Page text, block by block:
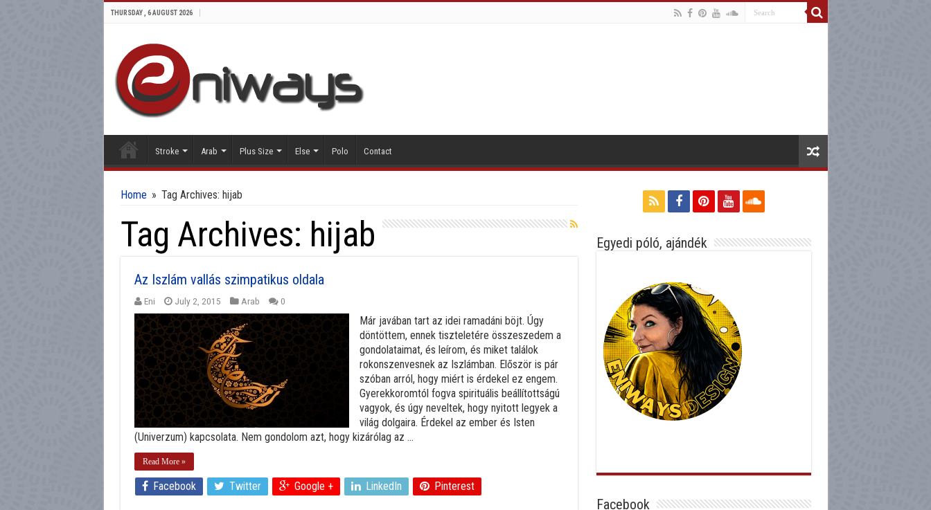
THURSDAY , 6 AUGUST 2026
Stroke Arab Plus Size Else Polo Contact
Home » Tag Archives: hijab
Tag Archives: hijab
Az Iszlám vallás szimpatikus oldala
Eni July 2, 2015 Arab 0
Már javában tart az idei ramadáni böjt. Úgy
döntöttem, ennek tiszteletére összeszedem a
gondolataimat, és leírom, és miket találok
rokonszenvesnek az Iszlámban. Először is pár
szóban arról, hogy miért is érdekel ez engem.
Gyerekkoromtól fogva spirituális beállítottságú
vagyok, és úgy neveltek, hogy nyitott legyek a
világ dolgaira. Érdekel az ember és Isten
(Univerzum) kapcsolata. Nem gondolom azt, hogy kizárólag az ...
Read More »
Facebook Twitter Google + LinkedIn Pinterest
Egyedi póló, ajándék
Facebook